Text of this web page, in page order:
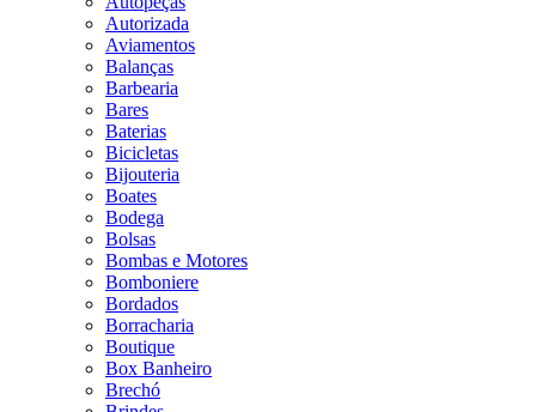
Autorizada
Aviamentos
Balanças
Barbearia
Bares
Baterias
Bicicletas
Bijouteria
Boates
Bodega
Bolsas
Bombas e Motores
Bomboniere
Bordados
Borracharia
Boutique
Box Banheiro
Brechó